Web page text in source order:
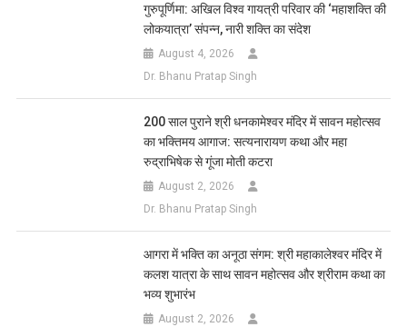
गुरुपूर्णिमा: अखिल विश्व गायत्री परिवार की ‘महाशक्ति की
लोकयात्रा’ संपन्न, नारी शक्ति का संदेश
August 4, 2026
Dr. Bhanu Pratap Singh
200 साल पुराने श्री धनकामेश्वर मंदिर में सावन महोत्सव
का भक्तिमय आगाज: सत्यनारायण कथा और महा
रुद्राभिषेक से गूंजा मोती कटरा
August 2, 2026
Dr. Bhanu Pratap Singh
आगरा में भक्ति का अनूठा संगम: श्री महाकालेश्वर मंदिर में
कलश यात्रा के साथ सावन महोत्सव और श्रीराम कथा का
भव्य शुभारंभ
August 2, 2026